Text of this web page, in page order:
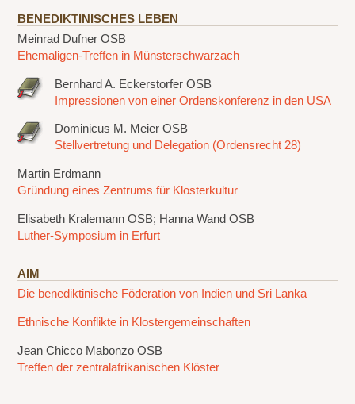
BENEDIKTINISCHES LEBEN
Meinrad Dufner OSB
Ehemaligen-Treffen in Münsterschwarzach
Bernhard A. Eckerstorfer OSB
Impressionen von einer Ordenskonferenz in den USA
Dominicus M. Meier OSB
Stellvertretung und Delegation (Ordensrecht 28)
Martin Erdmann
Gründung eines Zentrums für Klosterkultur
Elisabeth Kralemann OSB; Hanna Wand OSB
Luther-Symposium in Erfurt
AIM
Die benediktinische Föderation von Indien und Sri Lanka
Ethnische Konflikte in Klostergemeinschaften
Jean Chicco Mabonzo OSB
Treffen der zentralafrikanischen Klöster